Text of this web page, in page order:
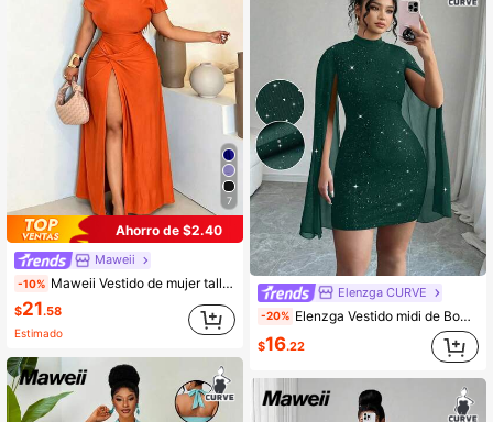
7
Ahorro de $2.40
Maweii
-10% Maweii Vestido de mujer talla grande con hombro asimétrico retorcido y bajo dividido para otoño
$21.58
Estimado
Elenzga CURVE
-20% Elenzga Vestido midi de Body ceñido con cuello alto y mangas acampanadas de unicolor para tallas grandes
$16.22